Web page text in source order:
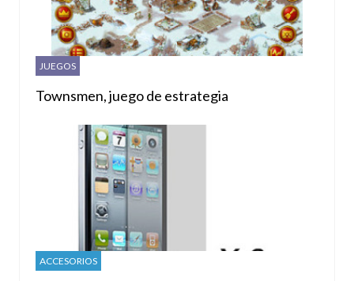
JUEGOS
Townsmen, juego de estrategia
ACCESORIOS